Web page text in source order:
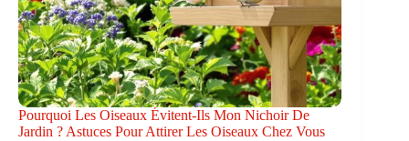
Pourquoi Les Oiseaux Évitent-Ils Mon Nichoir De
Jardin ? Astuces Pour Attirer Les Oiseaux Chez Vous